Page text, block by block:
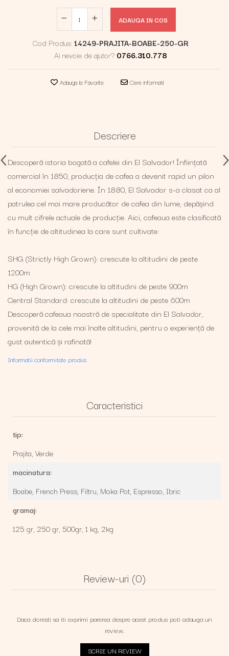
ADAUGA IN COS
Cod Produs: 14249-PRAJITA-BOABE-250-GR
Ai nevoie de ajutor? 0766.310.778
Adauga la Favorite Cere informatii
Descriere
Descoperă istoria bogată a cafelei din El Salvador! Înființată
comercial în 1850, producția de cafea a devenit rapid un pilon
al economiei salvadoriene. În 1880, El Salvador s-a clasat ca al
patrulea cel mai mare producător de cafea din lume, depășind
cu mult cifrele actuale de producție. Aici, cafeaua este clasificată
în funcție de altitudinea la care sunt cultivate:
SHG (Strictly High Grown): crescute la altitudini de peste
1200m
HG (High Grown): crescute la altitudini de peste 900m
Central Standard: crescute la altitudini de peste 600m
Descoperă cafeaua noastră de specialitate din El Salvador,
provenită de la cele mai înalte altitudini, pentru o experiență de
gust autentică și rafinată!
Informatii conformitate produs
Caracteristici
tip:
Prajita, Verde
macinatura:
Boabe, French Press, Filtru, Moka Pot, Espresso, Ibric
gramaj:
125 gr, 250 gr, 500gr, 1 kg, 2kg
Review-uri (0)
Daca doresti sa iti exprimi parerea despre acest produs poti adauga un
review.
SCRIE UN REVIEW